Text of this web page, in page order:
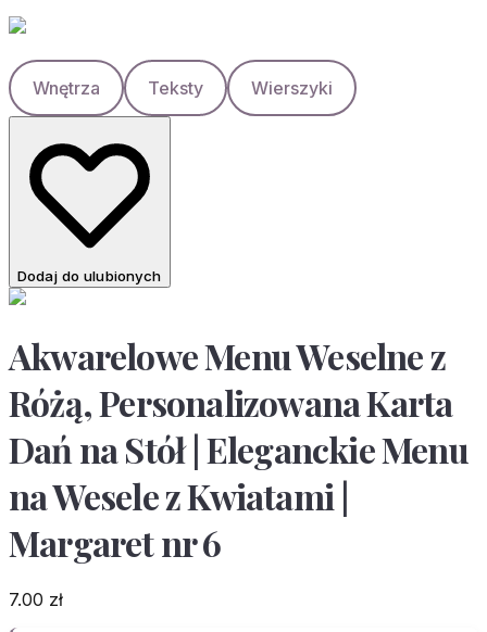
Wnętrza Teksty Wierszyki
Dodaj do ulubionych
Akwarelowe Menu Weselne z
Różą, Personalizowana Karta
Dań na Stół | Eleganckie Menu
na Wesele z Kwiatami |
Margaret nr 6
7.00 zł